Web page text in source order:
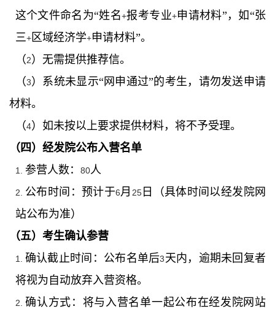
这个文件命名为“姓名+报考专业+申请材料”，如“张
三+区域经济学+申请材料”。
（2）无需提供推荐信。
（3）系统未显示“网申通过”的考生，请勿发送申请
材料。
（4）如未按以上要求提供材料，将不予受理。
（四）经发院公布入营名单
1. 参营人数： 80人
2. 公布时间：预计于6月 25日（具体时间以经发院网
站公布为准）
（五）考生确认参营
1. 确认截止时间：公布名单后3天内，逾期未回复者
将视为自动放弃入营资格。
2.确认方式：将与入营名单一起公布在经发院网站